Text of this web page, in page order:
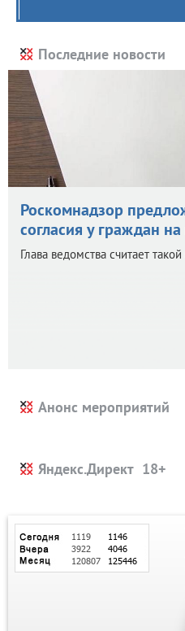
Последние новости
Роскомнадзор
согласия у граждан
Глава ведомства считает
Анонс мероприятий
Яндекс.Директ